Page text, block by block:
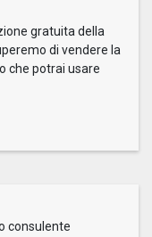
gratuita della
di vendere la
che potrai usare
consulente